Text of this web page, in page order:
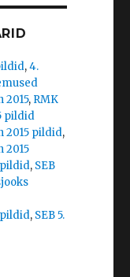
,4.
2015, RMK
pildid
2015 pildid,
2015
pildid, SEB
pildid, SEB 5.